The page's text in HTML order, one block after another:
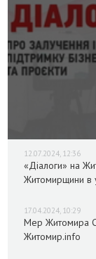
12.07.2024, 12:36
«Діалоги» на
Житомирщини в
17.04.2024, 10:29
Мер Житомира
Житомир.info